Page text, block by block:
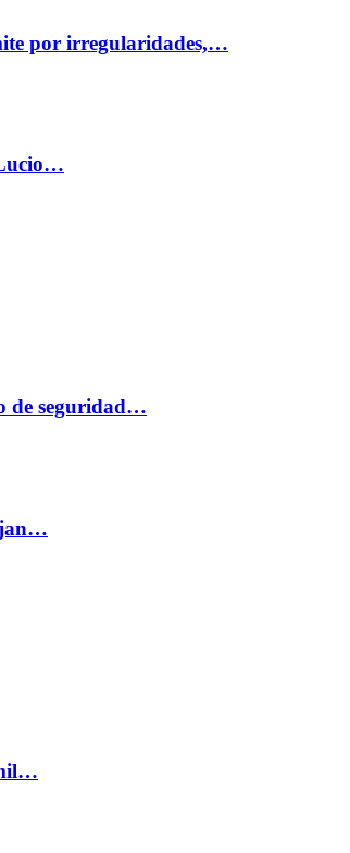
por irregularidades,…
de seguridad…